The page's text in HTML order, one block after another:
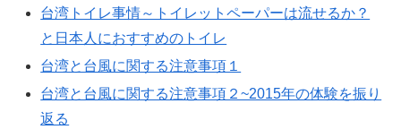
台湾トイレ事情～トイレットペーパーは流せるか？
と日本人におすすめのトイレ
台湾と台風に関する注意事項１
台湾と台風に関する注意事項２~2015年の体験を振り
返る